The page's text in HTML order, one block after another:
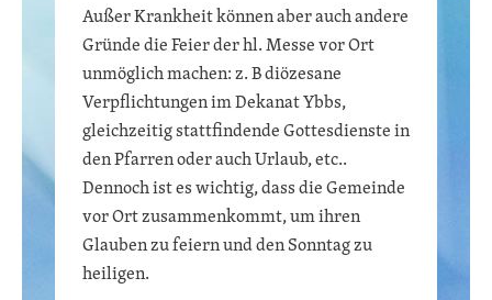
Außer Krankheit können aber auch andere
Gründe die Feier der hl. Messe vor Ort
unmöglich machen: z. B diözesane
Verpflichtungen im Dekanat Ybbs,
gleichzeitig stattfindende Gottesdienste in
den Pfarren oder auch Urlaub, etc..
Dennoch ist es wichtig, dass die Gemeinde
vor Ort zusammenkommt, um ihren
Glauben zu feiern und den Sonntag zu
heiligen.